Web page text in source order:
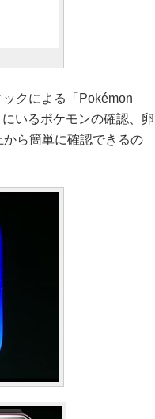
クによる「Pokémon
いるポケモンの確認、卵
ら簡単に確認できるの